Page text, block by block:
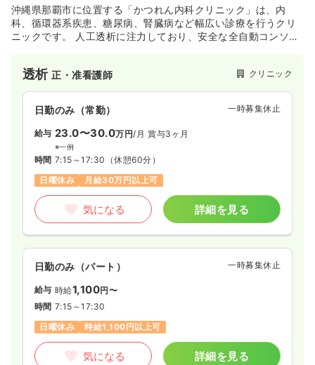
沖縄県那覇市に位置する「かつれん内科クリニック」は、内
科、循環器系疾患、糖尿病、腎臓病など幅広い診療を行うクリ
ニックです。 人工透析に注力しており、安全な全自動コンソー
透析正・准看護師 クリニック
日勤のみ（常勤） 一時募集休止
給与 23.0〜30.0万円/月 賞与3ヶ月
※一例
時間 7:15～17:30 （休憩60分）
日曜休み
月給30万円以上可
気になる 詳細を見る
日勤のみ（パート） 一時募集休止
給与 時給1,100円〜
時間 7:15～17:30
日曜休み
時給1,100円以上可
気になる 詳細を見る